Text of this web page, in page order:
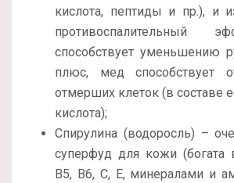
кислота, пептиды и пр.), и
противоспалительный
способствует уменьшению
плюс, мед способствует
отмерших клеток (в составе
кислота);
Спирулина (водоросль) –
суперфуд для кожи (богата
В5, В6, С, Е, минералами и